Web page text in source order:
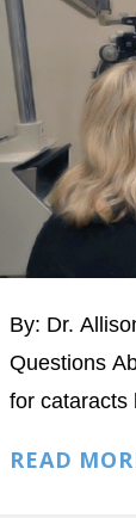
By: Dr.
Questions
for cataracts
READ